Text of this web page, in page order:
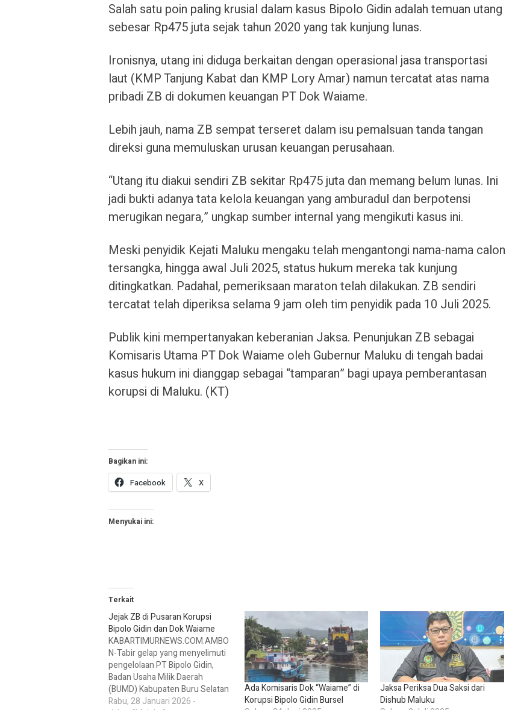
Salah satu poin paling krusial dalam kasus Bipolo Gidin adalah temuan utang
sebesar Rp475 juta sejak tahun 2020 yang tak kunjung lunas.
Ironisnya, utang ini diduga berkaitan dengan operasional jasa transportasi
laut (KMP Tanjung Kabat dan KMP Lory Amar) namun tercatat atas nama
pribadi ZB di dokumen keuangan PT Dok Waiame.
Lebih jauh, nama ZB sempat terseret dalam isu pemalsuan tanda tangan
direksi guna memuluskan urusan keuangan perusahaan.
“Utang itu diakui sendiri ZB sekitar Rp475 juta dan memang belum lunas. Ini
jadi bukti adanya tata kelola keuangan yang amburadul dan berpotensi
merugikan negara,” ungkap sumber internal yang mengikuti kasus ini.
Meski penyidik Kejati Maluku mengaku telah mengantongi nama-nama calon
tersangka, hingga awal Juli 2025, status hukum mereka tak kunjung
ditingkatkan. Padahal, pemeriksaan maraton telah dilakukan. ZB sendiri
tercatat telah diperiksa selama 9 jam oleh tim penyidik pada 10 Juli 2025.
Publik kini mempertanyakan keberanian Jaksa. Penunjukan ZB sebagai
Komisaris Utama PT Dok Waiame oleh Gubernur Maluku di tengah badai
kasus hukum ini dianggap sebagai “tamparan” bagi upaya pemberantasan
korupsi di Maluku. (KT)
Bagikan ini:
Facebook X
Menyukai ini:
Terkait
Jejak ZB di Pusaran Korupsi
Bipolo Gidin dan Dok Waiame
KABARTIMURNEWS.COM.AMBO
N-Tabir gelap yang menyelimuti
pengelolaan PT Bipolo Gidin,
Badan Usaha Milik Daerah
(BUMD) Kabupaten Buru Selatan
(Bursel), perlahan mulai
Rabu, 28 Januari 2026 -
Ada Komisaris Dok “Waiame” di
Korupsi Bipolo Gidin Bursel
Jaksa Periksa Dua Saksi dari
Dishub Maluku